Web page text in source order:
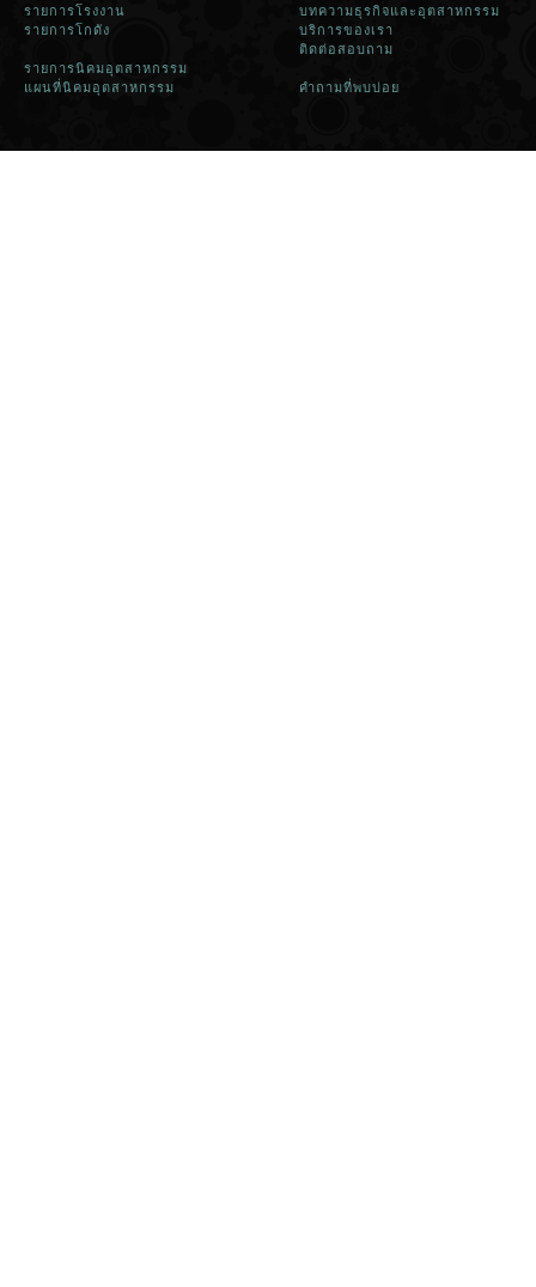
รายการโรงงาน
รายการโกดัง
รายการนิคมอุตสาหกรรม
แผนที่นิคมอุตสาหกรรม
บทความธุรกิจและอุตสาหกรรม
บริการของเรา
ติดต่อสอบถาม
คำถามที่พบบ่อย